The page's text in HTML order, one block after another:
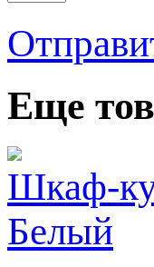
Еще
Шкаф-
Белый